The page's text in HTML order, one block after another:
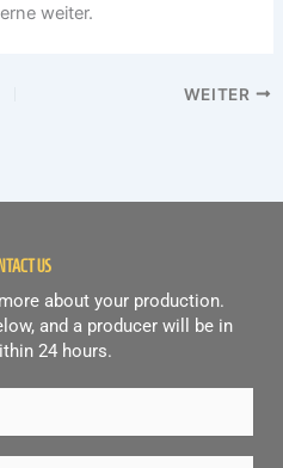
weiter.
WEITER
US
about your production.
and a producer will be in
24 hours.